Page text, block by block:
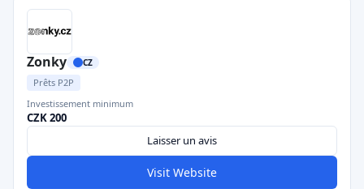
Zonky CZ
Prêts P2P
Investissement minimum
CZK 200
Laisser un avis
Visit Website